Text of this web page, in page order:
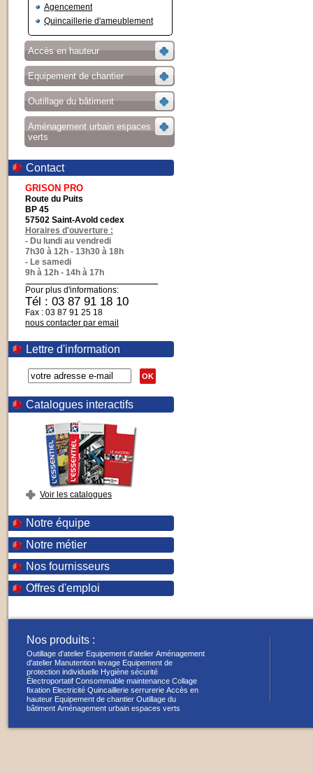
Agencement
Quincaillerie d'ameublement
Accès en hauteur
Equipement de chantier
Outillage du bâtiment
Aménagement urbain espaces
verts
Contact
GRISON PRO
Route du Puits
BP 45
57502 Saint-Avold cedex
Horaires d'ouverture :
- Du lundi au vendredi
7h30 à 12h - 13h30 à 18h
- Le samedi
9h à 12h - 14h à 17h
Pour plus d'informations:
Tél : 03 87 91 18 10
Fax : 03 87 91 25 18
nous contacter par email
Lettre d'information
OK
Catalogues interactifs
Voir les catalogues
Notre équipe
Notre métier
Nos fournisseurs
Offres d'emploi
Nos produits :
Outillage d'atelier Equipement d'atelier Aménagement
d'atelier Manutention levage Equipement de
protection individuelle Hygiène sécurité
Électroportatif Consommable maintenance Collage
fixation Electricité Quincaillerie serrurerie Accès en
hauteur Equipement de chantier Outillage du
bâtiment Aménagement urbain espaces verts